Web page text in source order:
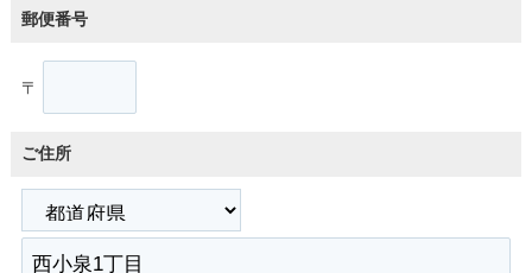
郵便番号
〒
ご住所